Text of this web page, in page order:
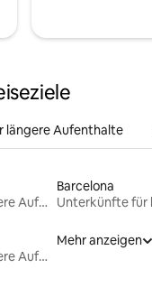
längere Aufenthalte
Unterkünfte für längere Aufenthalte
Barcelona
Unterkünfte für längere Aufenthalte
Mehr anzeigen